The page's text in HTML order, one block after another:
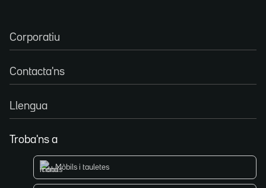
Corporatiu
Contacta'ns
Llengua
Troba'ns a
Mòbils i tauletes